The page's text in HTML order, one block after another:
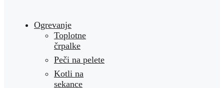
Ogrevanje
Toplotne
črpalke
Peči na pelete
Kotli na
sekance